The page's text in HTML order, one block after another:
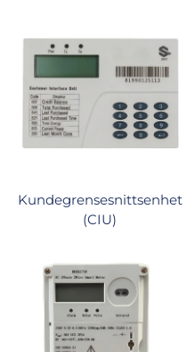
Kundegrensesnittsenhet
(CIU)